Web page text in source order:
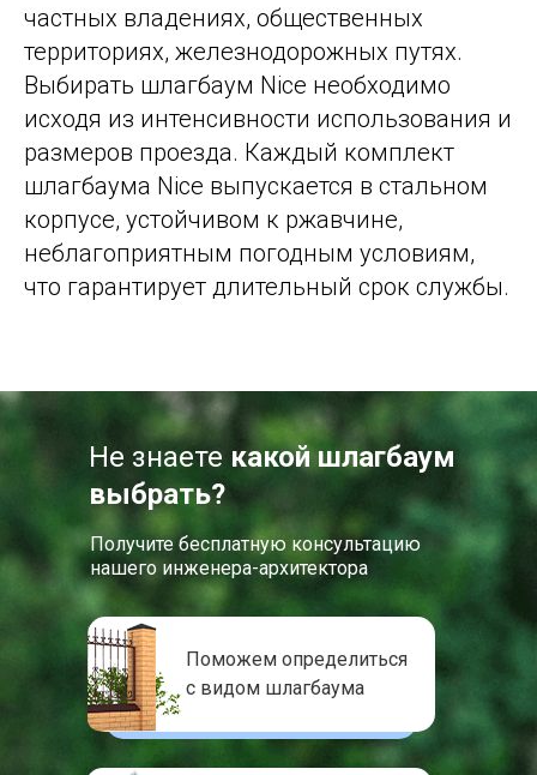
частных владениях, общественных
территориях, железнодорожных путях.
Выбирать шлагбаум Nice необходимо
исходя из интенсивности использования и
размеров проезда. Каждый комплект
шлагбаума Nice выпускается в стальном
корпусе, устойчивом к ржавчине,
неблагоприятным погодным условиям,
что гарантирует длительный срок службы.
Не знаете какой шлагбаум
выбрать?
Получите бесплатную консультацию
нашего инженера-архитектора
Поможем определиться
с видом шлагбаума